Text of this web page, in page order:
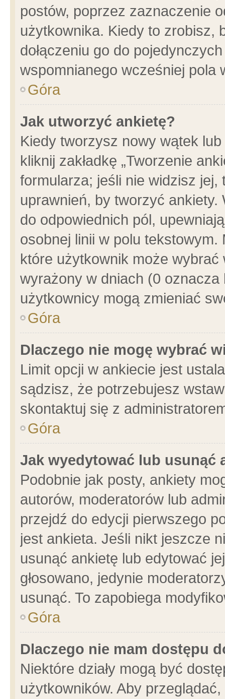
postów, poprzez zaznaczenie
użytkownika. Kiedy to zrobisz,
dołączeniu go do
wspomnianego wcześniej pola
Góra
Jak utworzyć ankietę?
Kiedy tworzysz nowy wątek
kliknij zakładkę „Tworzenie
formularza; jeśli nie widzisz
uprawnień, by tworzyć ankiety.
do odpowiednich pól,
osobnej linii w polu
które użytkownik może
wyrażony w dniach (0
użytkownicy mogą zmieniać
Góra
Dlaczego nie mogę wybrać
Limit opcji w ankiecie jest
sądzisz, że potrzebujesz
skontaktuj się z
Góra
Jak wyedytować lub usunąć
Podobnie jak posty, ankiety
autorów, moderatorów lub
przejdź do edycji pierwszego
jest ankieta. Jeśli nikt jeszcze
usunąć ankietę lub edytować
głosowano, jedynie
usunąć. To zapobiega
Góra
Dlaczego nie mam dostępu
Niektóre działy mogą być
użytkowników. Aby